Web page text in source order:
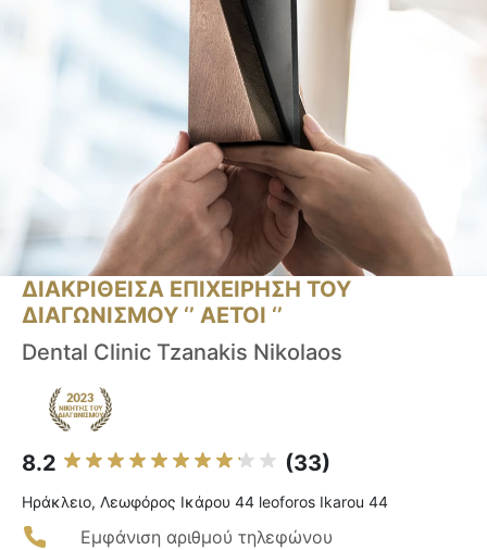
ΔΙΑΚΡΙΘΕΙΣΑ ΕΠΙΧΕΙΡΗΣΗ ΤΟΥ
ΔΙΑΓΩΝΙΣΜΟΥ ‘’ ΑΕΤΟΙ ‘’
Dental Clinic Tzanakis Nikolaos
8.2 (33)
Ηράκλειο, Λεωφόρος Ικάρου 44 leoforos Ikarou 44
Εμφάνιση αριθμού τηλεφώνου